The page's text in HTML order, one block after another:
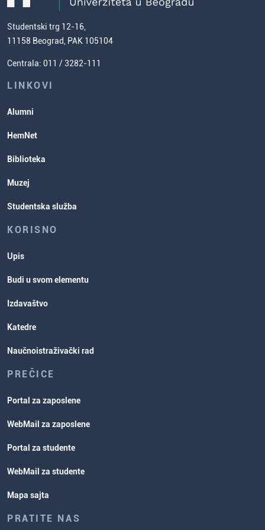
doći do nas
Naučnoistraživački rad
Evropski sistem prenosa bodova
(ESPB)
Usavršavanje za nastavnike hemije
Poverenik za ravnopravnost
Studentske organizacije
Opšti uslovi za upis na Hemijski
Cenovnik studija
Studentski trg 12-16,
11158 Beograd, PAK 105104
Centrala: 011 / 3282-111
LINKOVI
Alumni
HemNet
Biblioteka
Muzej
Studentska služba
KORISNO
Upis
Budi u svom elementu
Izdavaštvo
Katedre
Naučnoistraživački rad
PREČICE
Portal za zaposlene
WebMail za zaposlene
Portal za studente
WebMail za studente
Mapa sajta
PRATITE NAS